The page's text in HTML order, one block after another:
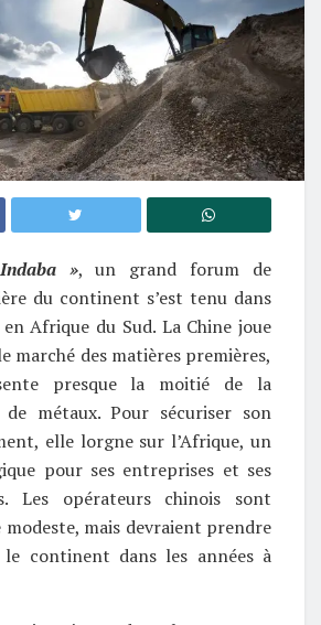
», un grand forum de
du continent s’est tenu dans
Afrique du Sud. La Chine joue
marché des matières premières,
presque la moitié de la
de métaux. Pour sécuriser son
elle lorgne sur l’Afrique, un
pour ses entreprises et ses
Les opérateurs chinois sont
mais devraient prendre
continent dans les années à